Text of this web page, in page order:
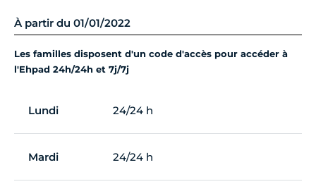
À partir du 01/01/2022
Les familles disposent d'un code d'accès pour accéder à
l'Ehpad 24h/24h et 7j/7j
Lundi 24/24 h
Mardi 24/24 h